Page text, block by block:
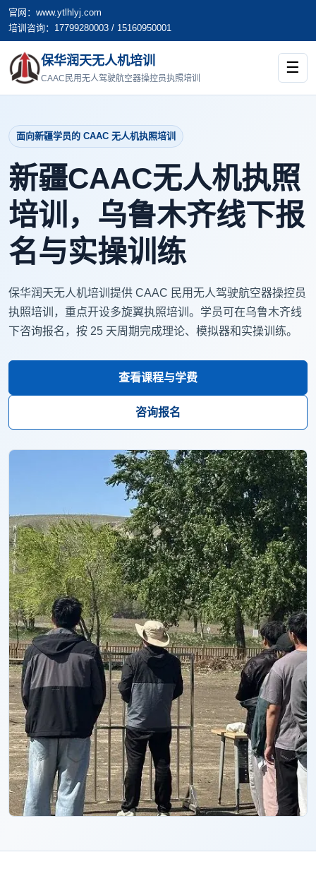
官网：www.ytlhlyj.com
培训咨询：17799280003 / 15160950001
保华润天无人机培训
CAAC民用无人驾驶航空器操控员执照培训
☰
面向新疆学员的 CAAC 无人机执照培训
新疆CAAC无人机执照
培训，乌鲁木齐线下报
名与实操训练
保华润天无人机培训提供 CAAC 民用无人驾驶航空器操控员
执照培训，重点开设多旋翼执照培训。学员可在乌鲁木齐线
下咨询报名，按 25 天周期完成理论、模拟器和实操训练。
查看课程与学费
咨询报名